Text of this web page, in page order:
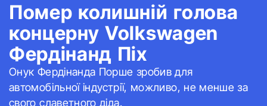
Помер колишній голова
концерну Volkswagen
Фердінанд Піх
Онук Фердінанда Порше зробив для
автомобільної індустрії, можливо, не менше за
свого славетного діда.